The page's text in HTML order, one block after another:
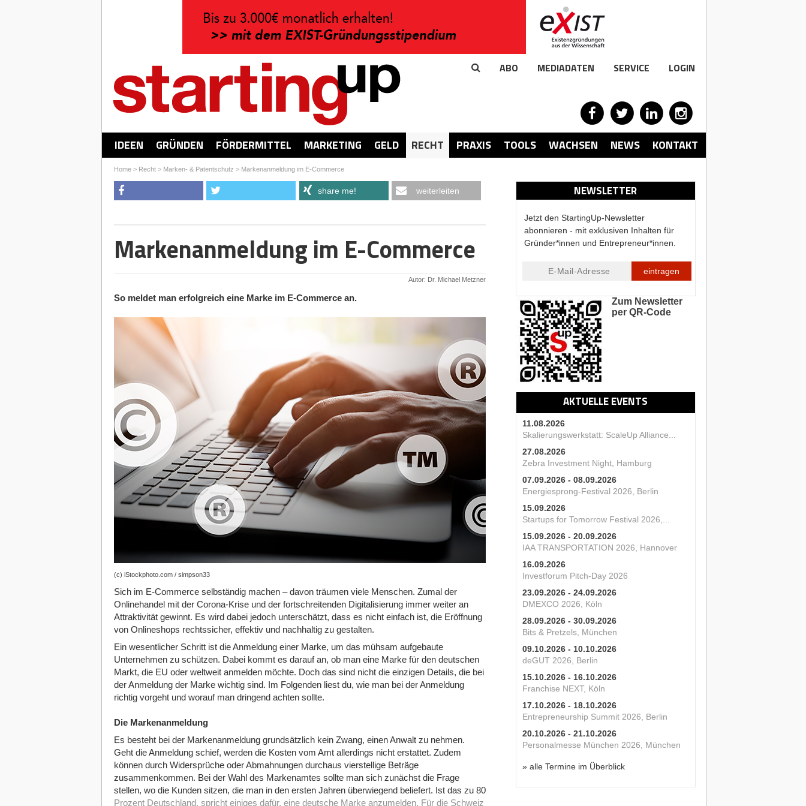
ABO MEDIADATEN SERVICE LOGIN
IDEEN GRÜNDEN FÖRDERMITTEL MARKETING GELD RECHT PRAXIS TOOLS WACHSEN NEWS KONTAKT
Home> Recht> Marken- & Patentschutz > Markenanmeldung im E-Commerce
NEWSLETTER
Jetzt den StartingUp-Newsletter
abonnieren - mit exklusiven Inhalten für
Gründer*innen und Entrepreneur*innen.
eintragen
Zum Newsletter
per QR-Code
AKTUELLE EVENTS
11.08.2026
Skalierungswerkstatt: ScaleUp Alliance...
27.08.2026
Zebra Investment Night, Hamburg
07.09.2026 - 08.09.2026
Energiesprong-Festival 2026, Berlin
15.09.2026
Startups for Tomorrow Festival 2026,...
15.09.2026 - 20.09.2026
IAA TRANSPORTATION 2026, Hannover
16.09.2026
Investforum Pitch-Day 2026
23.09.2026 - 24.09.2026
DMEXCO 2026, Köln
28.09.2026 - 30.09.2026
Bits & Pretzels, München
09.10.2026 - 10.10.2026
deGUT 2026, Berlin
15.10.2026 - 16.10.2026
Franchise NEXT, Köln
17.10.2026 - 18.10.2026
Entrepreneurship Summit 2026, Berlin
20.10.2026 - 21.10.2026
Personalmesse München 2026, München
» alle Termine im Überblick
share me! weiterleiten
Markenanmeldung im E-Commerce
Autor: Dr. Michael Metzner
So meldet man erfolgreich eine Marke im E-Commerce an.
(c) iStockphoto.com / simpson33
Sich im E-Commerce selbständig machen – davon träumen viele Menschen. Zumal der
Onlinehandel mit der Corona-Krise und der fortschreitenden Digitalisierung immer weiter an
Attraktivität gewinnt. Es wird dabei jedoch unterschätzt, dass es nicht einfach ist, die Eröffnung
von Onlineshops rechtssicher, effektiv und nachhaltig zu gestalten.
Ein wesentlicher Schritt ist die Anmeldung einer Marke, um das mühsam aufgebaute
Unternehmen zu schützen. Dabei kommt es darauf an, ob man eine Marke für den deutschen
Markt, die EU oder weltweit anmelden möchte. Doch das sind nicht die einzigen Details, die bei
der Anmeldung der Marke wichtig sind. Im Folgenden liest du, wie man bei der Anmeldung
richtig vorgeht und worauf man dringend achten sollte.
Die Markenanmeldung
Es besteht bei der Markenanmeldung grundsätzlich kein Zwang, einen Anwalt zu nehmen.
Geht die Anmeldung schief, werden die Kosten vom Amt allerdings nicht erstattet. Zudem
können durch Widersprüche oder Abmahnungen durchaus vierstellige Beträge
zusammenkommen. Bei der Wahl des Markenamtes sollte man sich zunächst die Frage
stellen, wo die Kunden sitzen, die man in den ersten Jahren überwiegend beliefert. Ist das zu 80
Prozent Deutschland, spricht einiges dafür, eine deutsche Marke anzumelden. Für die Schweiz